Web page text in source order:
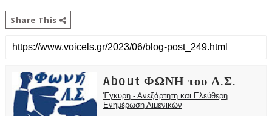
Share This
About ΦΩΝΗ του Λ.Σ.
Έγκυρη - Ανεξάρτητη και Ελεύθερη
Ενημέρωση Λιμενικών